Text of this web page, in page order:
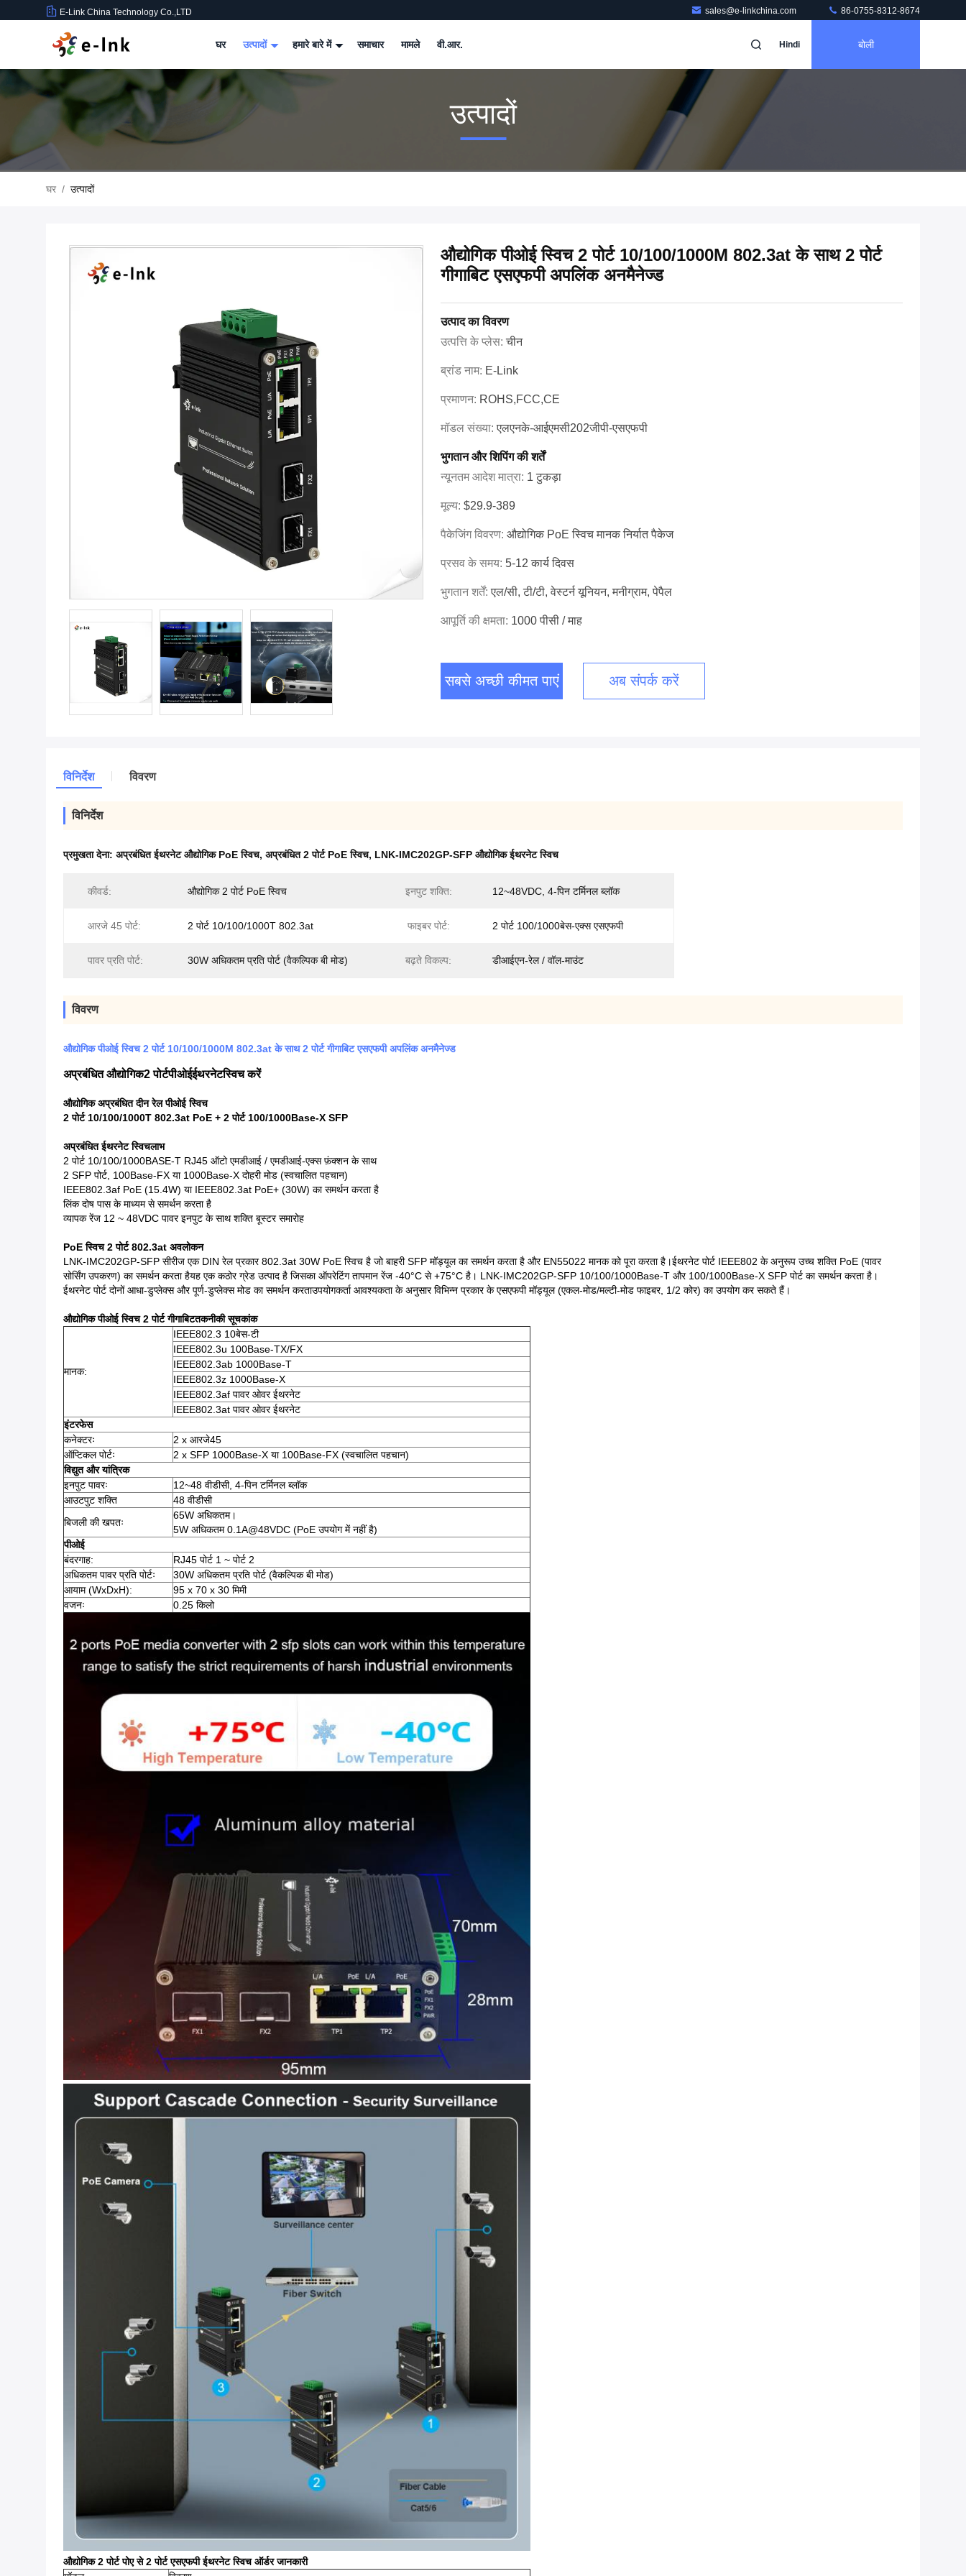
E-Link China Technology Co.,LTD sales@e-linkchina.com 86-0755-8312-8674
घर उत्पादों हमारे बारे में समाचार मामले वी.आर. Hindi बोली
उत्पादों
घर / उत्पादों
औद्योगिक पीओई स्विच 2 पोर्ट 10/100/1000M 802.3at के साथ 2 पोर्ट
गीगाबिट एसएफपी अपलिंक अनमैनेज्ड
उत्पाद का विवरण
उत्पत्ति के प्लेस:चीन
ब्रांड नाम: E-Link
प्रमाणन: ROHS,FCC,CE
मॉडल संख्या:एलएनके-आईएमसी202जीपी-एसएफपी
भुगतान और शिपिंग की शर्तें
न्यूनतम आदेश मात्रा: 1 टुकड़ा
मूल्य: $29.9-389
पैकेजिंग विवरण: औद्योगिक PoE स्विच मानक निर्यात पैकेज
प्रसव के समय: 5-12 कार्य दिवस
भुगतान शर्तें:एल/सी, टी/टी, वेस्टर्न यूनियन, मनीग्राम, पेपैल
आपूर्ति की क्षमता: 1000 पीसी / माह
सबसे अच्छी कीमत पाएं अब संपर्क करें
विनिर्देश विवरण
विनिर्देश
प्रमुखता देना: अप्रबंधित ईथरनेट औद्योगिक PoE स्विच, अप्रबंधित 2 पोर्ट PoE स्विच, LNK-IMC202GP-SFP औद्योगिक ईथरनेट स्विच
कीवर्ड: औद्योगिक 2 पोर्ट PoE स्विच इनपुट शक्ति: 12~48VDC, 4-पिन टर्मिनल ब्लॉक
आरजे 45 पोर्ट: 2 पोर्ट 10/100/1000T 802.3at फाइबर पोर्ट: 2 पोर्ट 100/1000बेस-एक्स एसएफपी
पावर प्रति पोर्ट: 30W अधिकतम प्रति पोर्ट (वैकल्पिक बी मोड) बढ़ते विकल्प: डीआईएन-रेल / वॉल-माउंट
विवरण
औद्योगिक पीओई स्विच 2 पोर्ट 10/100/1000M 802.3at के साथ 2 पोर्ट गीगाबिट एसएफपी अपलिंक अनमैनेज्ड
अप्रबंधित औद्योगिक2 पोर्टपीओईईथरनेटस्विच करें
औद्योगिक अप्रबंधित दीन रेल पीओई स्विच
2 पोर्ट 10/100/1000T 802.3at PoE + 2 पोर्ट 100/1000Base-X SFP
अप्रबंधित ईथरनेट स्विचलाभ
2 पोर्ट 10/100/1000BASE-T RJ45 ऑटो एमडीआई / एमडीआई-एक्स फ़ंक्शन के साथ
2 SFP पोर्ट, 100Base-FX या 1000Base-X दोहरी मोड (स्वचालित पहचान)
IEEE802.3af PoE (15.4W) या IEEE802.3at PoE+ (30W) का समर्थन करता है
लिंक दोष पास के माध्यम से समर्थन करता है
व्यापक रेंज 12 ~ 48VDC पावर इनपुट के साथ शक्ति बूस्टर समारोह
PoE स्विच 2 पोर्ट 802.3at अवलोकन
LNK-IMC202GP-SFP सीरीज एक DIN रेल प्रकार 802.3at 30W PoE स्विच है जो बाहरी SFP मॉड्यूल का समर्थन करता है और EN55022 मानक को पूरा करता है।ईथरनेट पोर्ट IEEE802 के अनुरूप उच्च शक्ति PoE (पावर
सोर्सिंग उपकरण) का समर्थन करता हैयह एक कठोर ग्रेड उत्पाद है जिसका ऑपरेटिंग तापमान रेंज -40°C से +75°C है। LNK-IMC202GP-SFP 10/100/1000Base-T और 100/1000Base-X SFP पोर्ट का समर्थन करता है।
ईथरनेट पोर्ट दोनों आधा-डुप्लेक्स और पूर्ण-डुप्लेक्स मोड का समर्थन करताउपयोगकर्ता आवश्यकता के अनुसार विभिन्न प्रकार के एसएफपी मॉड्यूल (एकल-मोड/मल्टी-मोड फाइबर, 1/2 कोर) का उपयोग कर सकते हैं।
औद्योगिक पीओई स्विच 2 पोर्ट गीगाबिटतकनीकी सूचकांक
मानक:
IEEE802.3 10बेस-टी
IEEE802.3u 100Base-TX/FX
IEEE802.3ab 1000Base-T
IEEE802.3z 1000Base-X
IEEE802.3af पावर ओवर ईथरनेट
IEEE802.3at पावर ओवर ईथरनेट
इंटरफेस
कनेक्टरः
2 x आरजे45
ऑप्टिकल पोर्टः
2 x SFP 1000Base-X या 100Base-FX (स्वचालित पहचान)
विद्युत और यांत्रिक
इनपुट पावरः
12~48 वीडीसी, 4-पिन टर्मिनल ब्लॉक
आउटपुट शक्ति
48 वीडीसी
बिजली की खपतः
65W अधिकतम।
5W अधिकतम 0.1A@48VDC (PoE उपयोग में नहीं है)
पीओई
बंदरगाह:
RJ45 पोर्ट 1 ~ पोर्ट 2
अधिकतम पावर प्रति पोर्टः
30W अधिकतम प्रति पोर्ट (वैकल्पिक बी मोड)
आयाम (WxDxH):
95 x 70 x 30 मिमी
वजनः
0.25 किलो
औद्योगिक 2 पोर्ट पोए से 2 पोर्ट एसएफपी ईथरनेट स्विच ऑर्डर जानकारी